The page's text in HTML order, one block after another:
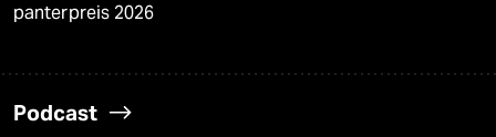
panterpreis 2026
Podcast